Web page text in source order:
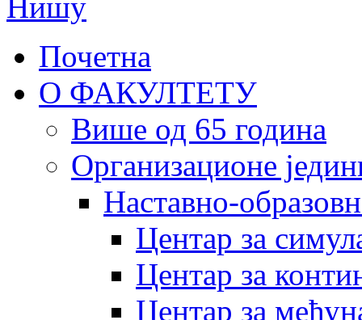
Почетна
О ФАКУЛТЕТУ
Више од 65 година
Организационе
Наставно-
Центар за
Центар за
Центар за